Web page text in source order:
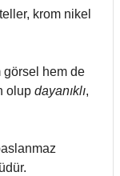
krom nikel
görsel hem de
olup dayanıklı,